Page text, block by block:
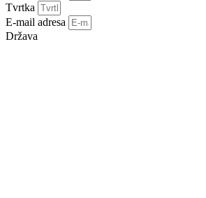
Tvrtka
E-mail adresa
Država